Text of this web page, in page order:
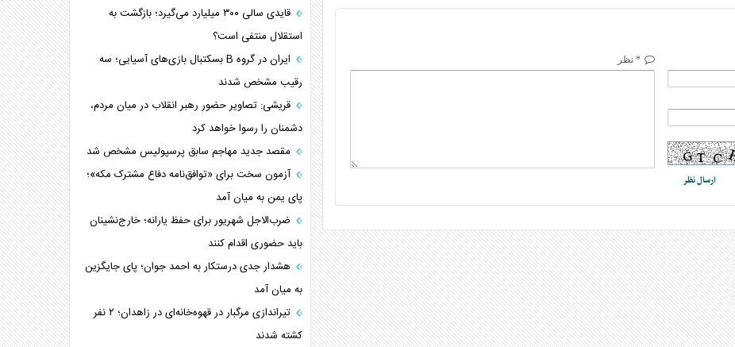
* نظر
قایدی سالی ۳۰۰ میلیارد می‌گیرد؛ بازگشت به
استقلال منتفی است؟
ایران در گروه B بسکتبال بازی‌های آسیایی؛ سه
رقیب مشخص شدند
قریشی: تصاویر حضور رهبر انقلاب در میان مردم،
دشمنان را رسوا خواهد کرد
مقصد جدید مهاجم سابق پرسپولیس مشخص شد
آزمون سخت برای «توافق‌نامه دفاع مشترک مکه»؛
پای یمن به میان آمد
ضرب‌الاجل شهریور برای حفظ یارانه؛ خارج‌نشینان
باید حضوری اقدام کنند
هشدار جدی درستکار به احمد جوان؛ پای جایگزین
به میان آمد
تیراندازی مرگبار در قهوه‌خانه‌ای در زاهدان؛ ۲ نفر
کشته شدند